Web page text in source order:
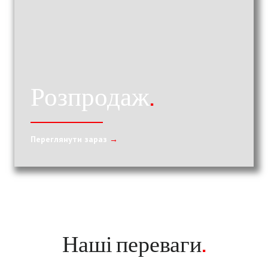
Розпродаж.
Переглянути зараз →
Наші переваги.